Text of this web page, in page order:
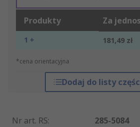
Produkty Za
1 + 181,49 zł
*cena orientacyjna
Dodaj do listy
Nr art. RS:
285-5084